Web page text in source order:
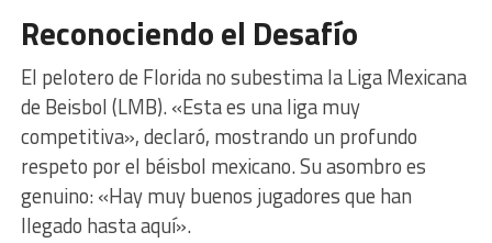
Reconociendo el Desafío
El pelotero de Florida no subestima la Liga Mexicana
de Beisbol (LMB). «Esta es una liga muy
competitiva», declaró, mostrando un profundo
respeto por el béisbol mexicano. Su asombro es
genuino: «Hay muy buenos jugadores que han
llegado hasta aquí».